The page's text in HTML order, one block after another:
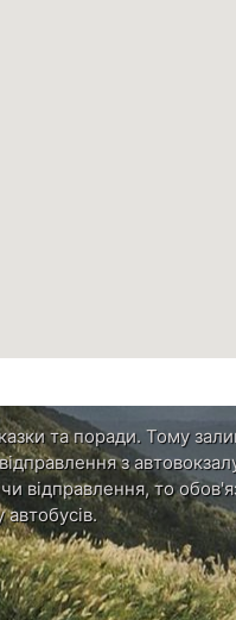
та поради. Тому
з
відправлення, то